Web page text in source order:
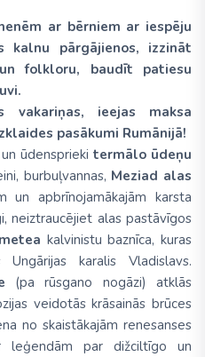
ar bērniem ar iespēju
pārgājienos, izzināt
folkloru, baudīt patiesu
vakariņas, ieejas maksa
pasākumi Rumānijā!
ūdensprieki termālo ūdeņu
burbuļvannas, Meziad alas
un apbrīnojamākajām karsta
neiztraucējiet alas pastāvīgos
kalvinistu baznīca, kuras
karalis Vladislavs.
(pa rūsgano nogāzi) atklās
veidotās krāsainās brūces
no skaistākajām renesanses
par dižciltīgo un